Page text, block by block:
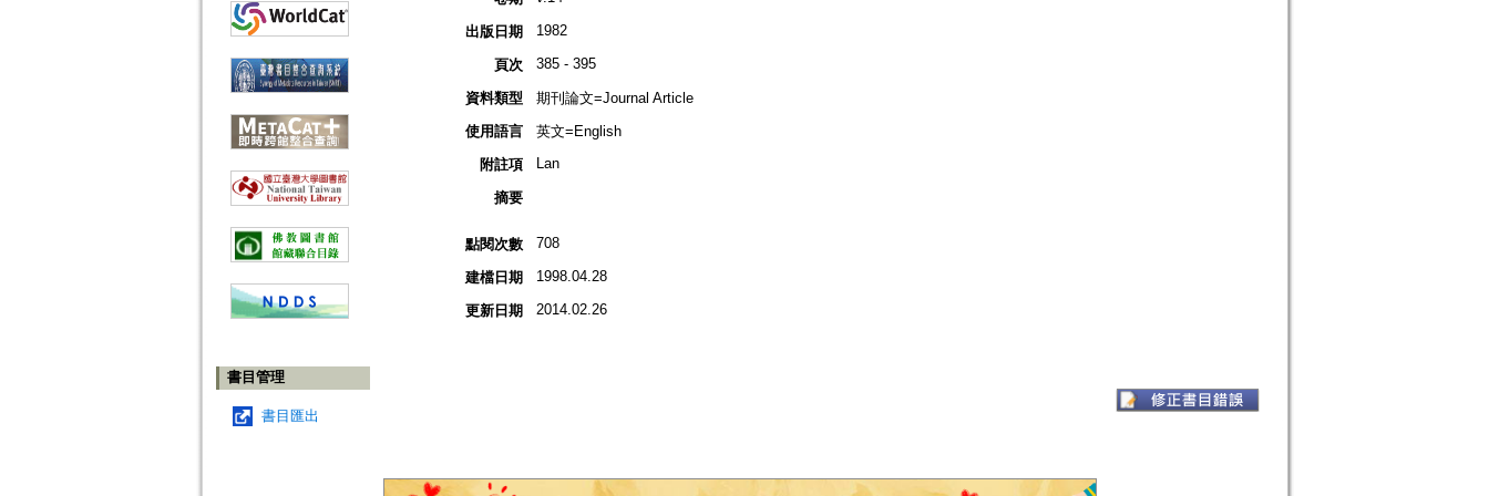
書目管理
書目匯出
出版日期 1982
頁次 385 - 395
資料類型
期刊論文=Journal Article
使用語言
英文=English
附註項
Lan
摘要
點閱次數 708
建檔日期 1998.04.28
更新日期 2014.02.26